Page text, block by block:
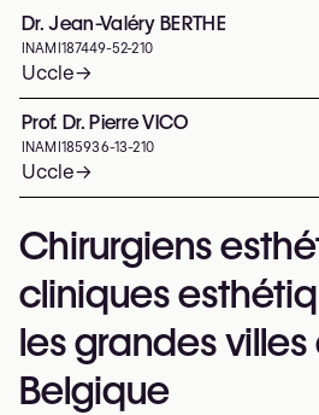
Dr. Jean-Valéry BERTHE
INAMI 187449-52-210
Uccle→
Prof. Dr. Pierre VICO
INAMI 185936-13-210
Uccle→
Chirurgiens
cliniques
les grandes
Belgique